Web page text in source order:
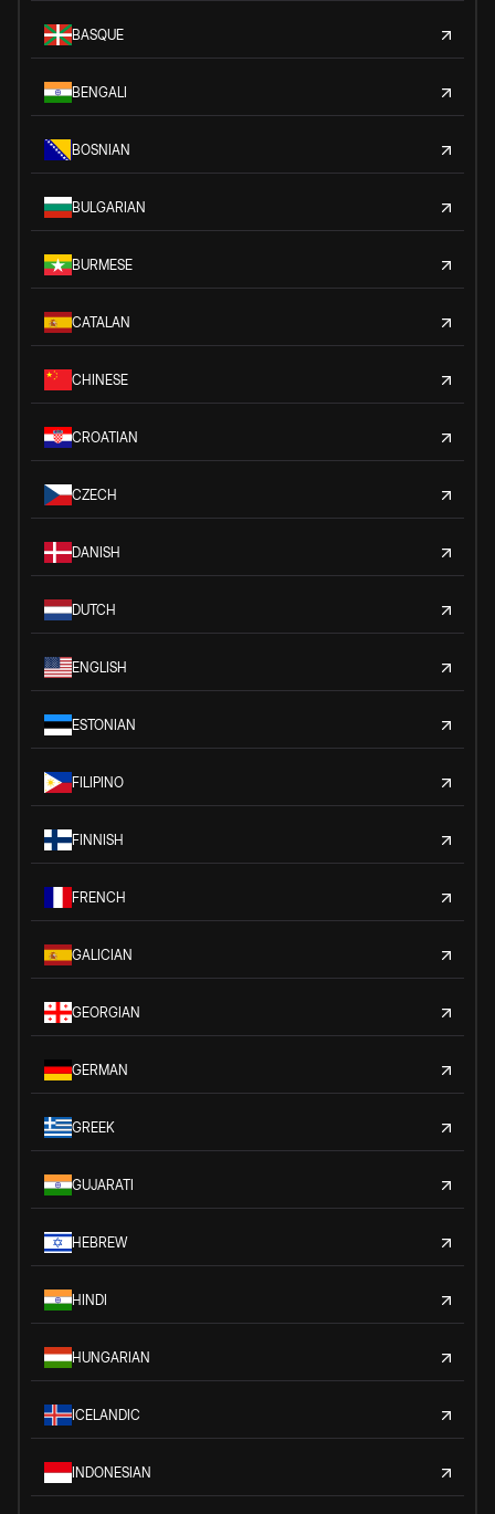
BASQUE
BENGALI
BOSNIAN
BULGARIAN
BURMESE
CATALAN
CHINESE
CROATIAN
CZECH
DANISH
DUTCH
ENGLISH
ESTONIAN
FILIPINO
FINNISH
FRENCH
GALICIAN
GEORGIAN
GERMAN
GREEK
GUJARATI
HEBREW
HINDI
HUNGARIAN
ICELANDIC
INDONESIAN